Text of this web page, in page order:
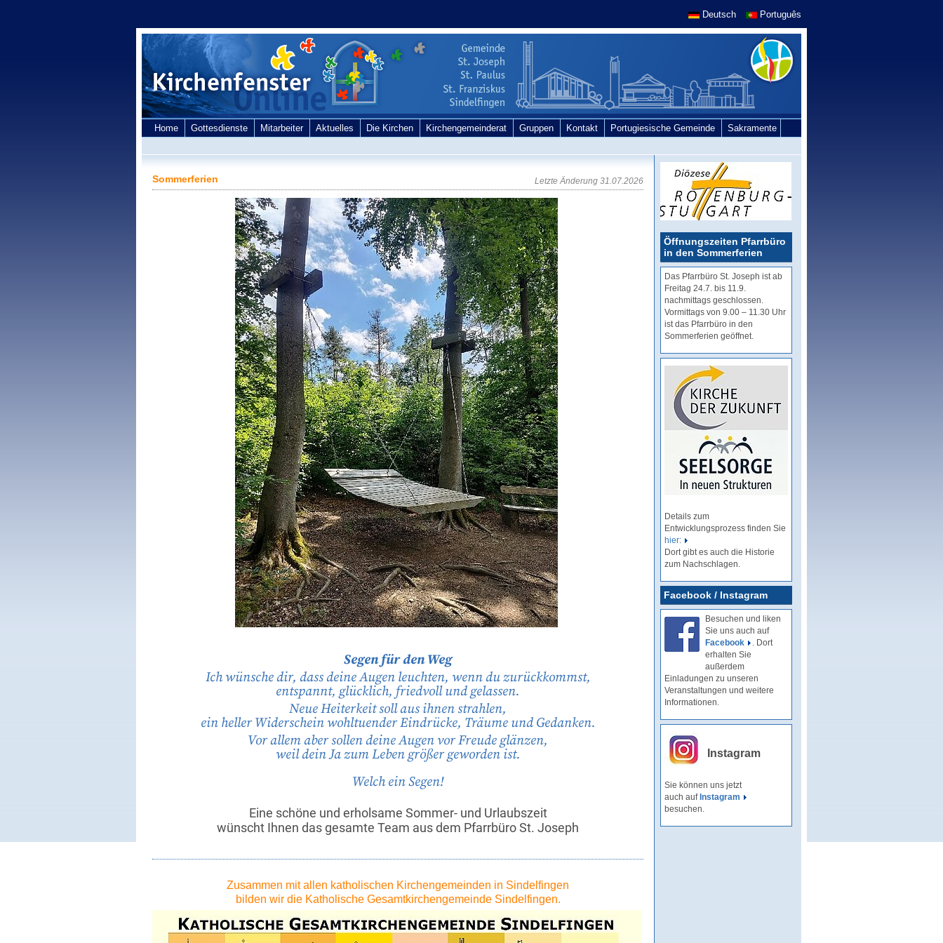
Deutsch Português
Home Gottesdienste Mitarbeiter Aktuelles Die Kirchen Kirchengemeinderat Gruppen Kontakt Portugiesische Gemeinde Sakramente
Sommerferien Letzte Änderung 31.07.2026
Segen für den Weg
Ich wünsche dir, dass deine Augen leuchten, wenn du zurückkommst,
entspannt, glücklich, friedvoll und gelassen.
Neue Heiterkeit soll aus ihnen strahlen,
ein heller Widerschein wohltuender Eindrücke, Träume und Gedanken.
Vor allem aber sollen deine Augen vor Freude glänzen,
weil dein Ja zum Leben größer geworden ist.
Welch ein Segen!
Eine schöne und erholsame Sommer- und Urlaubszeit
wünscht Ihnen das gesamte Team aus dem Pfarrbüro St. Joseph
Zusammen mit allen katholischen Kirchengemeinden in Sindelfingen
bilden wir die Katholische Gesamtkirchengemeinde Sindelfingen.
Öffnungszeiten Pfarrbüro
in den Sommerferien
Das Pfarrbüro St. Joseph ist ab
Freitag 24.7. bis 11.9.
nachmittags geschlossen.
Vormittags von 9.00 – 11.30 Uhr
ist das Pfarrbüro in den
Sommerferien geöffnet.
Details zum
Entwicklungsprozess finden Sie
hier:
Dort gibt es auch die Historie
zum Nachschlagen.
Facebook / Instagram
Besuchen und liken
Sie uns auch auf
Facebook
. Dort
erhalten Sie
außerdem
Einladungen zu unseren
Veranstaltungen und weitere
Informationen.
Instagram
Sie können uns jetzt
auch auf Instagram
besuchen.